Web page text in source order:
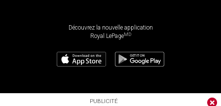
PUBLICITÉ
Découvrez la nouvelle application
Royal LePageMD